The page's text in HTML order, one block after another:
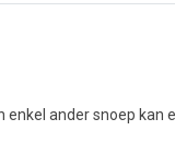
ander snoep kan
en
0.11